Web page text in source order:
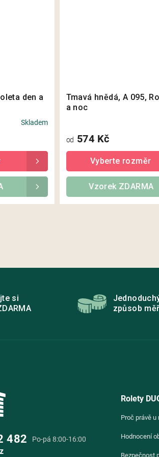
den a
Skladem
Tmavá hnědá, A 095,
a noc
od 574 Kč
Vzorek ZDARMA
si
způsob
482 Po-pá 8:00-16:00
Rolety
Proč právě u
Hodnocení
Bezpečnost